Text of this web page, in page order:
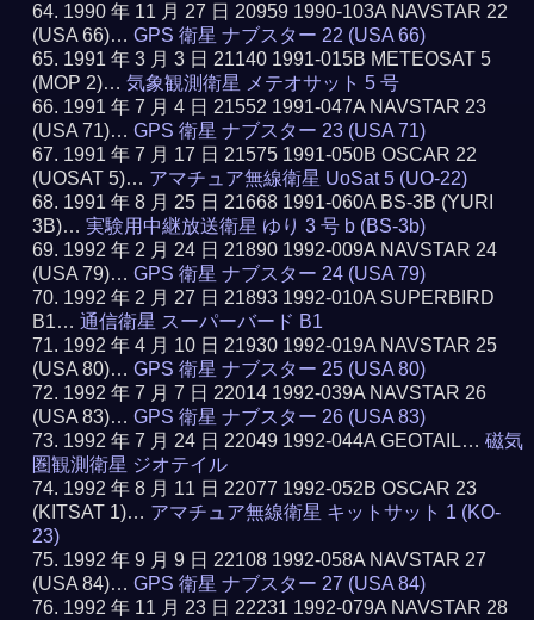
1990 年 11 月 27 日 20959 1990-103A NAVSTAR 22
(USA 66)…GPS 衛星 ナブスター 22 (USA 66)
1991 年 3 月 3 日 21140 1991-015B METEOSAT 5
(MOP 2)…気象観測衛星 メテオサット 5 号
1991 年 7 月 4 日 21552 1991-047A NAVSTAR 23
(USA 71)…GPS 衛星 ナブスター 23 (USA 71)
1991 年 7 月 17 日 21575 1991-050B OSCAR 22
(UOSAT 5)… アマチュア無線衛星 UoSat 5 (UO-22)
1991 年 8 月 25 日 21668 1991-060A BS-3B (YURI
3B)…実験用中継放送衛星 ゆり 3 号 b (BS-3b)
1992 年 2 月 24 日 21890 1992-009A NAVSTAR 24
(USA 79)…GPS 衛星 ナブスター 24 (USA 79)
1992 年 2 月 27 日 21893 1992-010A SUPERBIRD
B1…通信衛星 スーパーバード B1
1992 年 4 月 10 日 21930 1992-019A NAVSTAR 25
(USA 80)…GPS 衛星 ナブスター 25 (USA 80)
1992 年 7 月 7 日 22014 1992-039A NAVSTAR 26
(USA 83)…GPS 衛星 ナブスター 26 (USA 83)
1992 年 7 月 24 日 22049 1992-044A GEOTAIL…磁気
圏観測衛星 ジオテイル
1992 年 8 月 11 日 22077 1992-052B OSCAR 23
(KITSAT 1)… アマチュア無線衛星 キットサット 1 (KO-
23)
1992 年 9 月 9 日 22108 1992-058A NAVSTAR 27
(USA 84)…GPS 衛星 ナブスター 27 (USA 84)
1992 年 11 月 23 日 22231 1992-079A NAVSTAR 28